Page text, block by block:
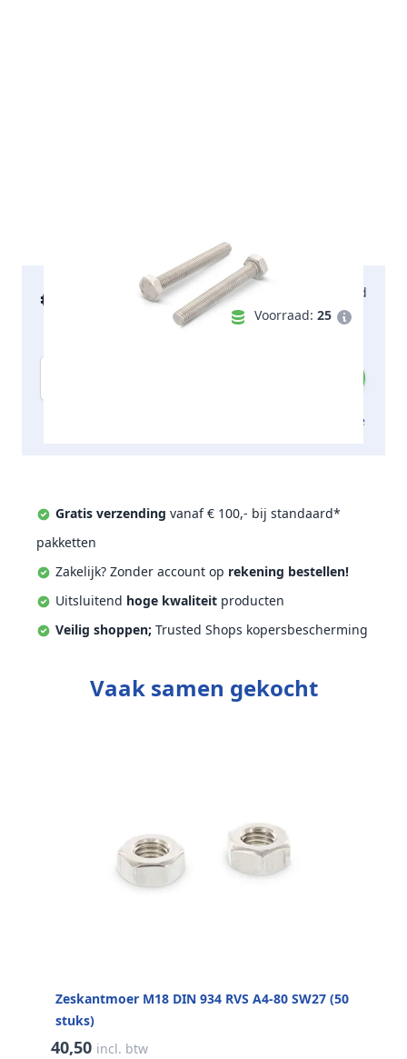
€ 86,16 incl. btw
Maandag bezorgd
Voorraad: 25
Aantal
Toevoegen aan offerte
Gratis verzending vanaf € 100,- bij standaard*
pakketten
Zakelijk? Zonder account op rekening bestellen!
Uitsluitend hoge kwaliteit producten
Veilig shoppen; Trusted Shops kopersbescherming
Vaak samen gekocht
Zeskantmoer M18 DIN 934 RVS A4-80 SW27 (50
stuks)
40,50 incl. btw